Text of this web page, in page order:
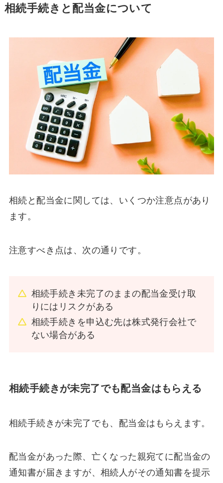
相続手続きと配当金について
相続と配当金に関しては、いくつか注意点があり
ます。
注意すべき点は、次の通りです。
相続手続き未完了のままの配当金受け取
りにはリスクがある
相続手続きを申込む先は株式発行会社で
ない場合がある
相続手続きが未完了でも配当金はもらえる
相続手続きが未完了でも、配当金はもらえます。
配当金があった際、亡くなった親宛てに配当金の
通知書が届きますが、相続人がその通知書を提示